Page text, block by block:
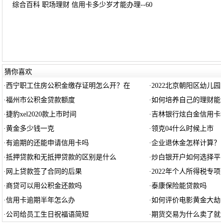
综合百科 职场理财 信用卡多少岁才能办理--60
猜你喜欢
· 西宁职工住房公积金缴存证明怎么开？在 ·2022北京朝阳区幼儿
·福州市公积金贷款额度 ·如何培养自己的理财
·捷豹xel2020款上市时间 ·吉林银行炫白金信用
·黄金多少钱一克 ·领克04什么时候上市
·有逾期的还能申请信用卡吗 ·企业退休金怎样计算？
·抵押贷款和无抵押贷款的区别是什么 ·炒白银开户如何选择
· 网上贷款签了合同的后果 ·2022年个人所得税专
·商贷可以用公积金还款吗 ·泰康保险能贷款吗
·信用卡逾期半年怎么办 ·如何评价电影黄金大
· 公司给员工生日祝福语简短 ·期货交易为什么卖了